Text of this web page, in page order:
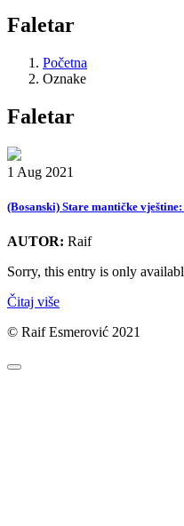
Faletar
Početna
Oznake
Faletar
1 Aug 2021
(Bosanski) Stare mantičke
AUTOR: Raif
Sorry, this entry is only
Čitaj više
© Raif Esmerović 2021